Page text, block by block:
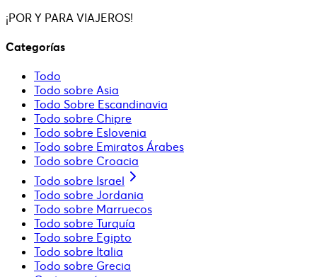
¡POR Y PARA VIAJEROS!
Categorías
Todo
Todo sobre Asia
Todo Sobre Escandinavia
Todo sobre Chipre
Todo sobre Eslovenia
Todo sobre Emiratos Árabes
Todo sobre Croacia
Todo sobre Israel
Todo sobre Jordania
Todo sobre Marruecos
Todo sobre Turquía
Todo sobre Egipto
Todo sobre Italia
Todo sobre Grecia